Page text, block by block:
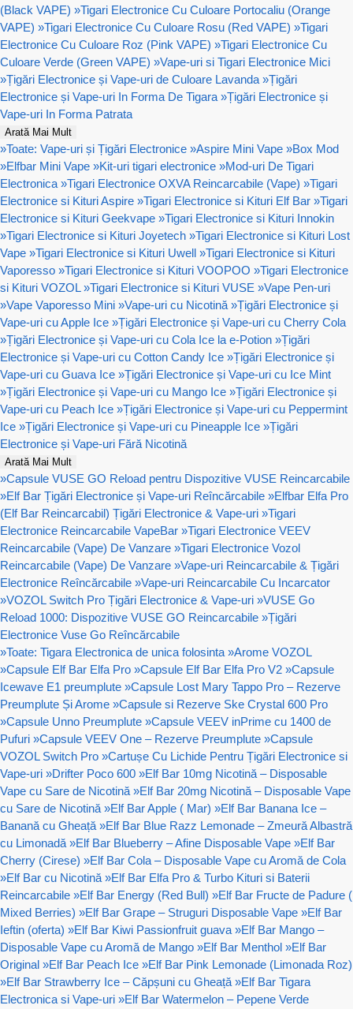
(Black VAPE) »Tigari Electronice Cu Culoare Portocaliu (Orange
VAPE) »Tigari Electronice Cu Culoare Rosu (Red VAPE) »Tigari
Electronice Cu Culoare Roz (Pink VAPE) »Tigari Electronice Cu
Culoare Verde (Green VAPE) »Vape-uri si Tigari Electronice Mici
»Țigări Electronice și Vape-uri de Culoare Lavanda »Țigări
Electronice și Vape-uri In Forma De Tigara »Țigări Electronice și
Vape-uri In Forma Patrata
Arată Mai Mult
»Toate: Vape-uri și Țigări Electronice »Aspire Mini Vape »Box Mod
»Elfbar Mini Vape »Kit-uri tigari electronice »Mod-uri De Tigari
Electronica »Tigari Electronice OXVA Reincarcabile (Vape) »Tigari
Electronice si Kituri Aspire »Tigari Electronice si Kituri Elf Bar »Tigari
Electronice si Kituri Geekvape »Tigari Electronice si Kituri Innokin
»Tigari Electronice si Kituri Joyetech »Tigari Electronice si Kituri Lost
Vape »Tigari Electronice si Kituri Uwell »Tigari Electronice si Kituri
Vaporesso »Tigari Electronice si Kituri VOOPOO »Tigari Electronice
si Kituri VOZOL »Tigari Electronice si Kituri VUSE »Vape Pen-uri
»Vape Vaporesso Mini »Vape-uri cu Nicotină »Țigări Electronice și
Vape-uri cu Apple Ice »Țigări Electronice și Vape-uri cu Cherry Cola
»Țigări Electronice și Vape-uri cu Cola Ice la e-Potion »Țigări
Electronice și Vape-uri cu Cotton Candy Ice »Țigări Electronice și
Vape-uri cu Guava Ice »Țigări Electronice și Vape-uri cu Ice Mint
»Țigări Electronice și Vape-uri cu Mango Ice »Țigări Electronice și
Vape-uri cu Peach Ice »Țigări Electronice și Vape-uri cu Peppermint
Ice »Țigări Electronice și Vape-uri cu Pineapple Ice »Țigări
Electronice și Vape-uri Fără Nicotină
Arată Mai Mult
»Capsule VUSE GO Reload pentru Dispozitive VUSE Reincarcabile
»Elf Bar Țigări Electronice și Vape-uri Reîncărcabile »Elfbar Elfa Pro
(Elf Bar Reincarcabil) Țigări Electronice & Vape-uri »Tigari
Electronice Reincarcabile VapeBar »Tigari Electronice VEEV
Reincarcabile (Vape) De Vanzare »Tigari Electronice Vozol
Reincarcabile (Vape) De Vanzare »Vape-uri Reincarcabile & Țigări
Electronice Reîncărcabile »Vape-uri Reincarcabile Cu Incarcator
»VOZOL Switch Pro Țigări Electronice & Vape-uri »VUSE Go
Reload 1000: Dispozitive VUSE GO Reincarcabile »Țigări
Electronice Vuse Go Reîncărcabile
»Toate: Tigara Electronica de unica folosinta »Arome VOZOL
»Capsule Elf Bar Elfa Pro »Capsule Elf Bar Elfa Pro V2 »Capsule
Icewave E1 preumplute »Capsule Lost Mary Tappo Pro – Rezerve
Preumplute Și Arome »Capsule si Rezerve Ske Crystal 600 Pro
»Capsule Unno Preumplute »Capsule VEEV inPrime cu 1400 de
Pufuri »Capsule VEEV One – Rezerve Preumplute »Capsule
VOZOL Switch Pro »Cartușe Cu Lichide Pentru Țigări Electronice si
Vape-uri »Drifter Poco 600 »Elf Bar 10mg Nicotină – Disposable
Vape cu Sare de Nicotină »Elf Bar 20mg Nicotină – Disposable Vape
cu Sare de Nicotină »Elf Bar Apple ( Mar) »Elf Bar Banana Ice –
Banană cu Gheață »Elf Bar Blue Razz Lemonade – Zmeură Albastră
cu Limonadă »Elf Bar Blueberry – Afine Disposable Vape »Elf Bar
Cherry (Cirese) »Elf Bar Cola – Disposable Vape cu Aromă de Cola
»Elf Bar cu Nicotină »Elf Bar Elfa Pro & Turbo Kituri si Baterii
Reincarcabile »Elf Bar Energy (Red Bull) »Elf Bar Fructe de Padure (
Mixed Berries) »Elf Bar Grape – Struguri Disposable Vape »Elf Bar
Ieftin (oferta) »Elf Bar Kiwi Passionfruit guava »Elf Bar Mango –
Disposable Vape cu Aromă de Mango »Elf Bar Menthol »Elf Bar
Original »Elf Bar Peach Ice »Elf Bar Pink Lemonade (Limonada Roz)
»Elf Bar Strawberry Ice – Căpșuni cu Gheață »Elf Bar Tigara
Electronica si Vape-uri »Elf Bar Watermelon – Pepene Verde